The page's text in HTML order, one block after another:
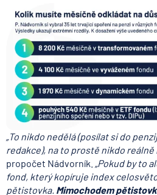
„To nikdo nedělá (posílat si do
redakce), na to prostě nikdo reálně
propočet Nádvorník. „Pokud by to
fond, který kopíruje index
pětistovka. Mimochodem